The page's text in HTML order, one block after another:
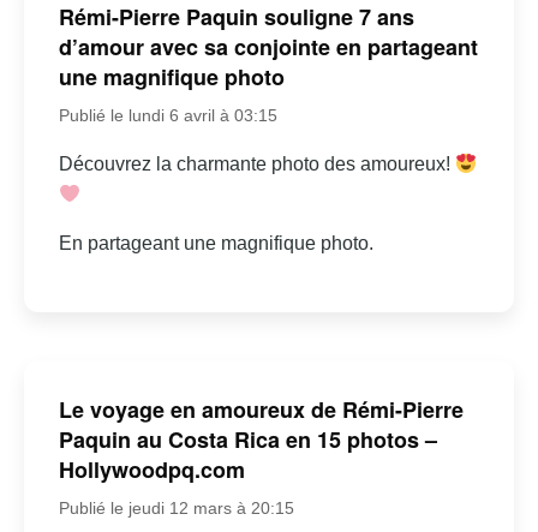
Rémi-Pierre Paquin souligne 7 ans
d’amour avec sa conjointe en partageant
une magnifique photo
Publié le lundi 6 avril à 03:15
Découvrez la charmante photo des amoureux!
En partageant une magnifique photo.
Le voyage en amoureux de Rémi-Pierre
Paquin au Costa Rica en 15 photos –
Hollywoodpq.com
Publié le jeudi 12 mars à 20:15